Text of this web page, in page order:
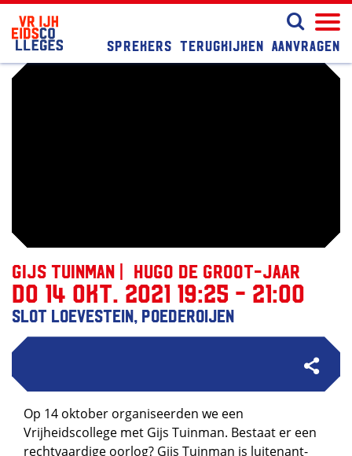
Sprekers Terugkijken Aanvragen
Gijs Tuinman | Hugo de Groot-jaar
do 14 okt. 2021 19:25 - 21:00
Slot Loevestein, Poederoijen
Op 14 oktober organiseerden we een
Vrijheidscollege met Gijs Tuinman. Bestaat er een
rechtvaardige oorlog? Gijs Tuinman is luitenant-